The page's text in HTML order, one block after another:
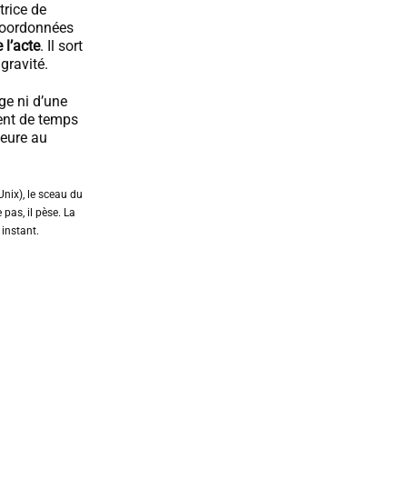
de
. Il sort
ni d’une
de temps
au
le sceau du
il pèse. La
instant.